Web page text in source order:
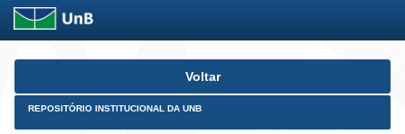
Skip
Voltar
REPOSITÓRIO INSTITUCIONAL DA UNB